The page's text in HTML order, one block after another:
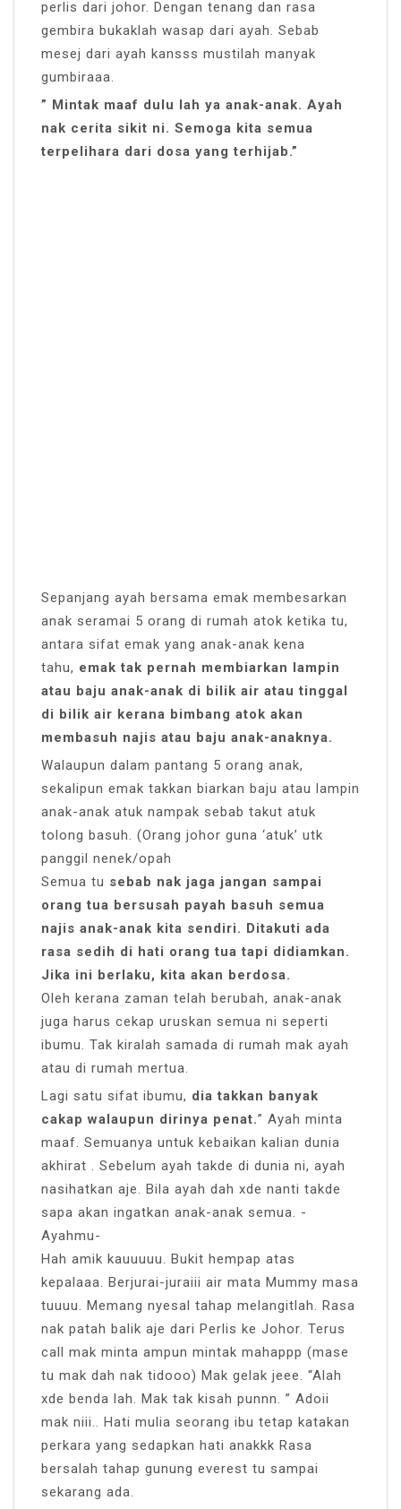
perlis dari johor. Dengan tenang dan rasa
gembira bukaklah wasap dari ayah. Sebab
mesej dari ayah kansss mustilah manyak
gumbiraaa.
” Mintak maaf dulu lah ya anak-anak. Ayah
nak cerita sikit ni. Semoga kita semua
terpelihara dari dosa yang terhijab.”
Sepanjang ayah bersama emak membesarkan
anak seramai 5 orang di rumah atok ketika tu,
antara sifat emak yang anak-anak kena
tahu, emak tak pernah membiarkan lampin
atau baju anak-anak di bilik air atau tinggal
di bilik air kerana bimbang atok akan
membasuh najis atau baju anak-anaknya.
Walaupun dalam pantang 5 orang anak,
sekalipun emak takkan biarkan baju atau lampin
anak-anak atuk nampak sebab takut atuk
tolong basuh. (Orang johor guna ‘atuk’ utk
panggil nenek/opah
Semua tu sebab nak jaga jangan sampai
orang tua bersusah payah basuh semua
najis anak-anak kita sendiri. Ditakuti ada
rasa sedih di hati orang tua tapi didiamkan.
Jika ini berlaku, kita akan berdosa.
Oleh kerana zaman telah berubah, anak-anak
juga harus cekap uruskan semua ni seperti
ibumu. Tak kiralah samada di rumah mak ayah
atau di rumah mertua.
Lagi satu sifat ibumu, dia takkan banyak
cakap walaupun dirinya penat.” Ayah minta
maaf. Semuanya untuk kebaikan kalian dunia
akhirat . Sebelum ayah takde di dunia ni, ayah
nasihatkan aje. Bila ayah dah xde nanti takde
sapa akan ingatkan anak-anak semua. -
Ayahmu-
Hah amik kauuuuu. Bukit hempap atas
kepalaaa. Berjurai-juraiii air mata Mummy masa
tuuuu. Memang nyesal tahap melangitlah. Rasa
nak patah balik aje dari Perlis ke Johor. Terus
call mak minta ampun mintak mahappp (mase
tu mak dah nak tidooo) Mak gelak jeee. “Alah
xde benda lah. Mak tak kisah punnn. ” Adoii
mak niii.. Hati mulia seorang ibu tetap katakan
perkara yang sedapkan hati anakkk Rasa
bersalah tahap gunung everest tu sampai
sekarang ada.